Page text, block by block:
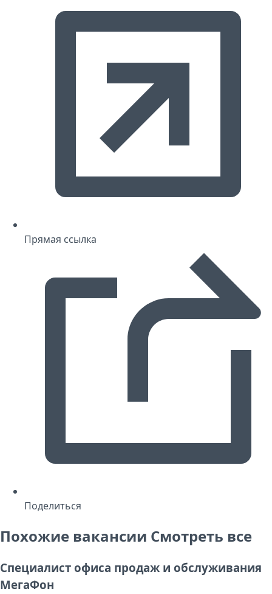
Прямая ссылка
Поделиться
Похожие вакансии Смотреть все
Специалист офиса продаж и обслуживания
МегаФон